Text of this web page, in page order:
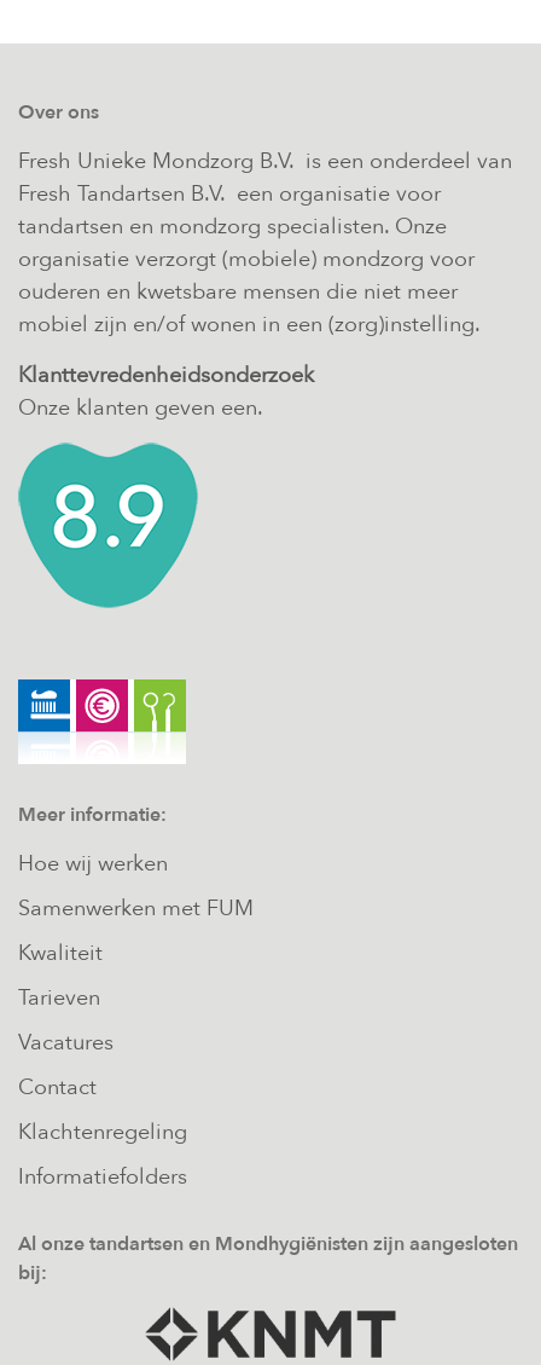
Over ons
Fresh Unieke Mondzorg B.V. is een onderdeel van
Fresh Tandartsen B.V. een organisatie voor
tandartsen en mondzorg specialisten. Onze
organisatie verzorgt (mobiele) mondzorg voor
ouderen en kwetsbare mensen die niet meer
mobiel zijn en/of wonen in een (zorg)instelling.
Klanttevredenheidsonderzoek
Onze klanten geven een.
Meer informatie:
Hoe wij werken
Samenwerken met FUM
Kwaliteit
Tarieven
Vacatures
Contact
Klachtenregeling
Informatiefolders
Al onze tandartsen en Mondhygiënisten zijn aangesloten
bij: